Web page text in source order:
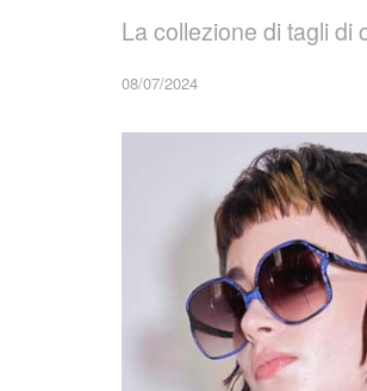
La collezione di tagli di
08/07/2024